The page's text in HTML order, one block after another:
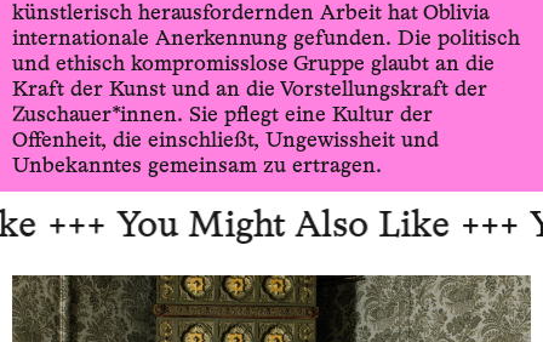
künstlerisch herausfordernden Arbeit hat Oblivia
internationale Anerkennung gefunden. Die politisch
und ethisch kompromisslose Gruppe glaubt an die
Kraft der Kunst und an die Vorstellungskraft der
Zuschauer*innen. Sie pflegt eine Kultur der
Offenheit, die einschließt, Ungewissheit und
Unbekanntes gemeinsam zu ertragen.
+++ You Might Also Like +++